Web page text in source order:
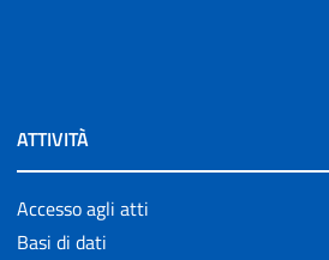
ATTIVITÀ
Accesso agli atti
Basi di dati